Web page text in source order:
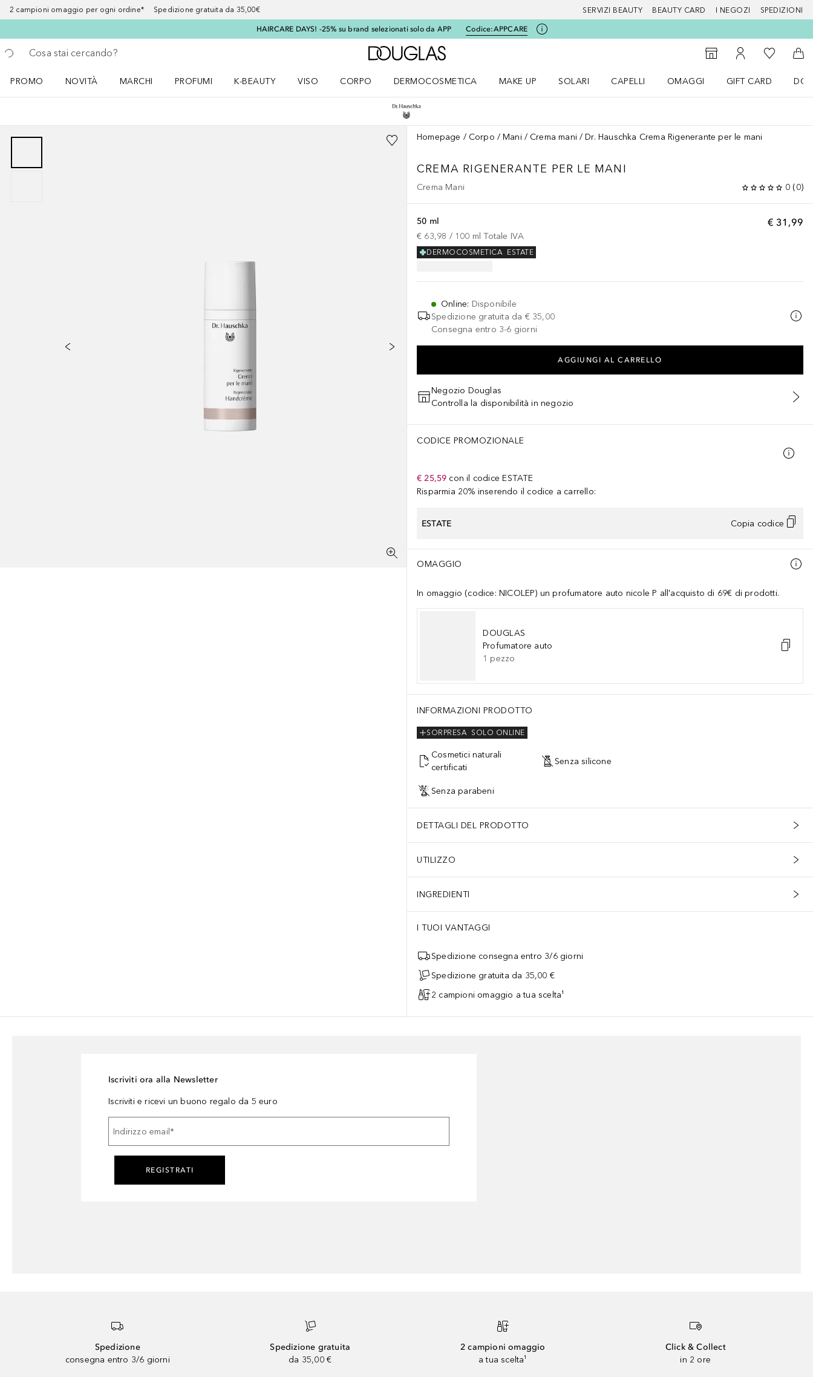
2 campioni omaggio per ogni ordine* Spedizione gratuita da 35,00€ SERVIZI BEAUTY BEAUTY CARD I NEGOZI SPEDIZIONI
HAIRCARE DAYS! -25% su brand selezionati solo da APP Codice:APPCARE
Torna indietro
Esegui ricerca
A Douglas Home
StorefinderAl Mio Account
Alla Mia
Al
PROMO
NOVITÀ
MARCHI
PROFUMI
K-BEAUTY
VISO
CORPO
DERMOCOSMETICA
MAKE UP
SOLARI
CAPELLI
OMAGGI
GIFT CARD
Homepage Corpo Mani Crema mani Dr. Hauschka Crema Rigenerante per le mani
CREMA RIGENERANTE PER LE MANI
Crema Mani 0 (0)
€ 31,99
50 ml
€ 63,98 / 100 ml Totale IVA
ESTATE
DERMOCOSMETICA
Online: Disponibile
Spedizione gratuita da € 35,00
Consegna entro 3-6 giorni
AGGIUNGI AL CARRELLO
Negozio Douglas
Controlla la disponibilità in negozio
CODICE PROMOZIONALE
€ 25,59 con il codice ESTATE
Risparmia 20% inserendo il codice a carrello:
ESTATE Copia codice
OMAGGIO
In omaggio (codice: NICOLEP) un profumatore auto nicole P all'acquisto di 69€ di prodotti.
DOUGLAS
Profumatore auto
1 pezzo
INFORMAZIONI PRODOTTO
SOLO ONLINE
SORPRESA
Cosmetici naturali
certificati
Senza silicone
Senza parabeni
DETTAGLI DEL PRODOTTO
UTILIZZO
INGREDIENTI
I TUOI VANTAGGI
Spedizione consegna entro 3/6 giorni
Spedizione gratuita da 35,00 €
2 campioni omaggio a tua scelta¹
Iscriviti ora alla Newsletter
Iscriviti e ricevi un buono regalo da 5 euro
Indirizzo email *
REGISTRATI
Spedizione
consegna entro 3/6 giorni
Spedizione gratuita
da 35,00 €
2 campioni omaggio
a tua scelta¹
Click & Collect
in 2 ore